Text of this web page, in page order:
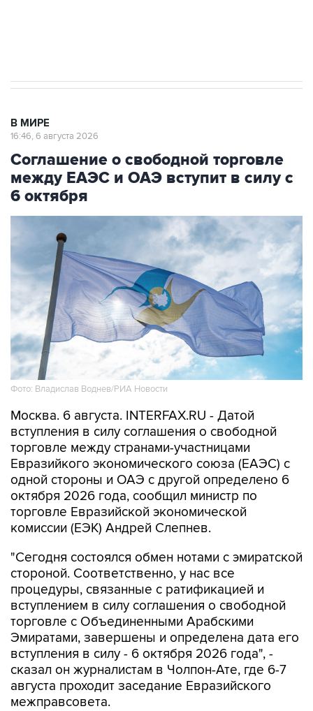
В МИРЕ
16:46, 6 августа 2026
Соглашение о свободной торговле
между ЕАЭС и ОАЭ вступит в силу с
6 октября
Фото: Владислав Воднев/РИА Новости
Москва. 6 августа. INTERFAX.RU - Датой
вступления в силу соглашения о свободной
торговле между странами-участницами
Евразийкого экономического союза (ЕАЭС) с
одной стороны и ОАЭ с другой определено 6
октября 2026 года, сообщил министр по
торговле Евразийской экономической
комиссии (ЕЭК) Андрей Слепнев.
"Сегодня состоялся обмен нотами с эмиратской
стороной. Соответственно, у нас все
процедуры, связанные с ратификацией и
вступлением в силу соглашения о свободной
торговле с Объединенными Арабскими
Эмиратами, завершены и определена дата его
вступления в силу - 6 октября 2026 года", -
сказал он журналистам в Чолпон-Ате, где 6-7
августа проходит заседание Евразийского
межправсовета.